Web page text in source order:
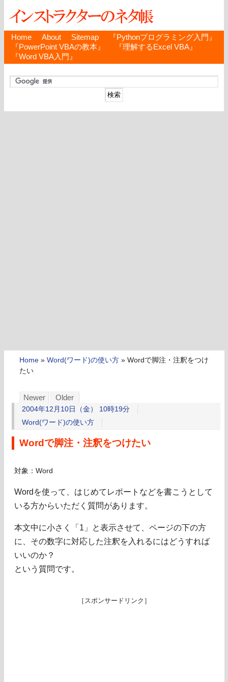
Home About Sitemap
『Pythonプログラミング入門』
『PowerPoint VBAの教本』
『理解するExcel VBA』
『Word VBA入門』
Home » Word(ワード)の使い方 » Wordで脚注・注釈をつけ
たい
Newer Older
2004年12月10日（金） 10時19分
Word(ワード)の使い方
Wordで脚注・注釈をつけたい
対象：Word
Wordを使って、はじめてレポートなどを書こうとして
いる方からいただく質問があります。
本文中に小さく「1」と表示させて、ページの下の方
に、その数字に対応した注釈を入れるにはどうすれば
いいのか？
という質問です。
［スポンサードリンク］